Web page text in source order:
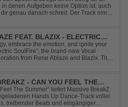
in denen Aufgeben keine Option ist, auch
genau danach schreit. Der Track nimmt
noch einmal f...
FEAT. BLAZIX - ELECTRIC
embrace the emotion, and ignite your
SoulFire", the brand-new Vocal
from Rene Ablaze and Blazix. This
Trance me...- CAN YOU FEEL THE
The Summer“ liefert Massive BreakZ
Hands Up Dance-Track voller
treibender Beats und eingängiger